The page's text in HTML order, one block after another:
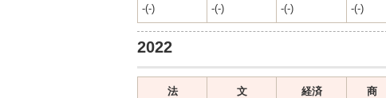
-(-)
-(-) -(-) -(-)
2022
法 文 経済 商